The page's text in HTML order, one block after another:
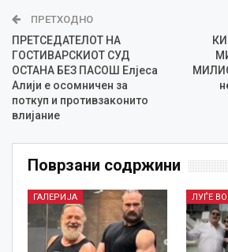
ПРЕТХОДНО
ПРЕТСЕДАТЕЛОТ НА
ГОСТИВАРСКИОТ СУД
ОСТАНА БЕЗ ПАСОШ Елјеса
Алији е осомничен за
поткуп и противзаконито
влијание
Поврзани содржини
ГАЛЕРИЈА ЛУЃЕ